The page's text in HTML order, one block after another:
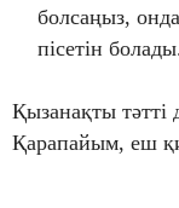
болсаңыз,
пісетін
Қызанақты тәтті
Қарапайым, еш